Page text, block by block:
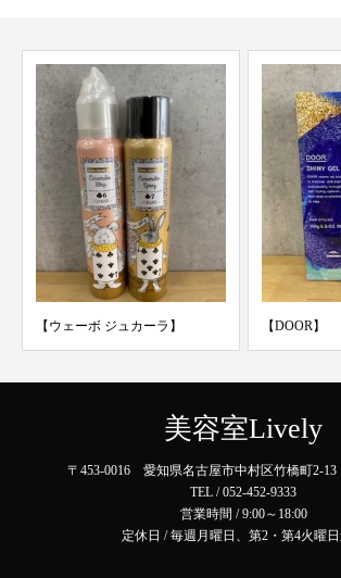
【ウェーボ ジュカーラ】 【DOOR】
美容室Lively
〒453-0016 愛知県名古屋市中村区竹橋町2-13
TEL / 052-452-9333
営業時間 / 9:00～18:00
定休日 / 毎週月曜日、第2・第4火曜